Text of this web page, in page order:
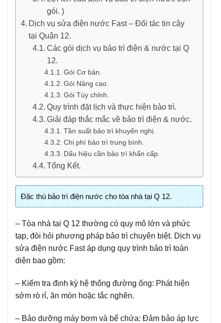
gói. )
Dịch vụ sửa điện nước Fast – Đối tác tin cậy
tại Quận 12.
Các gói dịch vụ bảo trì điện & nước tại Q
12.
Gói Cơ bản.
Gói Nâng cao.
Gói Tùy chỉnh.
Quy trình đặt lịch và thực hiện bảo trì.
Giải đáp thắc mắc về bảo trì điện & nước.
Tần suất bảo trì khuyến nghị.
Chi phí bảo trì trung bình.
Dấu hiệu cần bảo trì khẩn cấp.
Tổng Kết.
Đặc thù bảo trì điện nước cho tòa nhà tại Q 12.
– Tòa nhà tại Q 12 thường có quy mô lớn và phức
tạp, đòi hỏi phương pháp bảo trì chuyên biệt. Dịch vụ
sửa điện nước Fast áp dụng quy trình bảo trì toàn
diện bao gồm:
– Kiểm tra định kỳ hệ thống đường ống: Phát hiện
sớm rò rỉ, ăn mòn hoặc tắc nghẽn.
– Bảo dưỡng máy bơm và bể chứa: Đảm bảo áp lực